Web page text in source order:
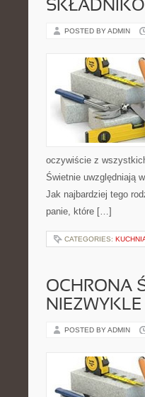
POSTED BY ADMIN
oczywiście z
Świetnie uwzględniają
Jak najbardziej tego
panie, które […]
CATEGORIES:
OCHRONA
POSTED BY ADMIN